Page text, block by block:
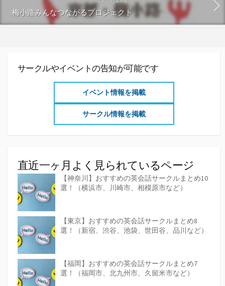
梅小路みんなつながるプロジェクト
サークルやイベントの告知が可能です
イベント情報を掲載
サークル情報を掲載
直近一ヶ月よく見られているページ
【神奈川】おすすめの英会話サークルまとめ10
選！（横浜市、川崎市、相模原市など）
【東京】おすすめの英会話サークルまとめ8
選！（新宿、渋谷、池袋、世田谷、品川など）
【福岡】おすすめの英会話サークルまとめ7
選！（福岡市、北九州市、久留米市など）